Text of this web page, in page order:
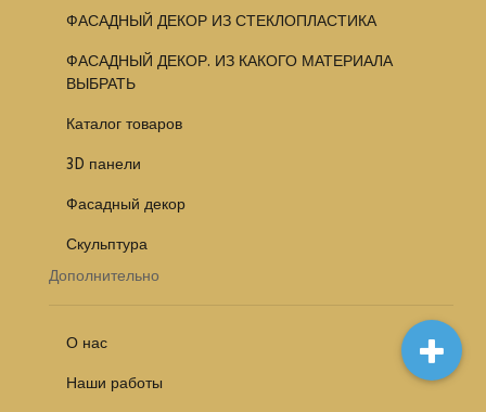
ФАСАДНЫЙ ДЕКОР ИЗ СТЕКЛОПЛАСТИКА
ФАСАДНЫЙ ДЕКОР. ИЗ КАКОГО МАТЕРИАЛА
ВЫБРАТЬ
Каталог товаров
3D панели
Фасадный декор
Скульптура
Дополнительно
О нас
Наши работы